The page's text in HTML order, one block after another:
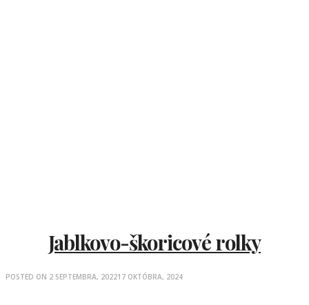
Jablkovo-škoricové rolky
POSTED ON 2 SEPTEMBRA, 202217 OKTÓBRA, 2024